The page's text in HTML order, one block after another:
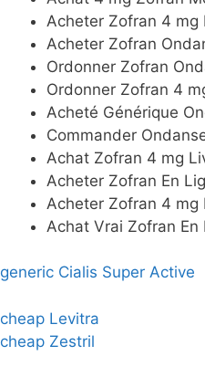
Acheter Zofran 4 mg
Acheter Zofran
Ordonner Zofran
Ordonner Zofran 4
Acheté Générique
Commander
Achat Zofran 4 mg
Acheter Zofran En
Acheter Zofran 4 mg
Achat Vrai Zofran En
generic Cialis Super Active
cheap Levitra
cheap Zestril